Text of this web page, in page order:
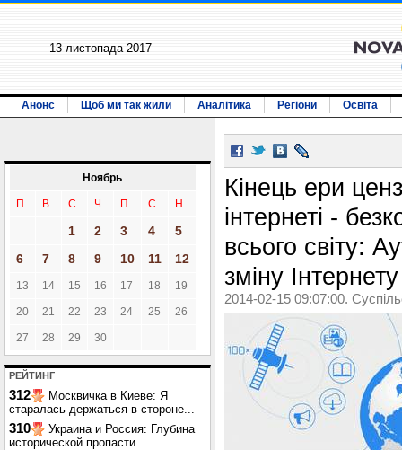
13 листопада 2017
Анонс Щоб ми так жили Аналітика Регіони Освіта
Ноябрь
П В С Ч П С Н
1 2 3 4
5
6
7 8 9 10 11 12
13 14 15 16 17 18 19
20 21 22 23 24 25 26
27 28 29 30
РЕЙТИНГ
312
Москвичка в Киеве: Я
старалась держаться в стороне...
310
Украина и Россия: Глубина
исторической пропасти
Кінець ери
інтернеті -
всього світу:
зміну
2014-02-15 09:07:00.